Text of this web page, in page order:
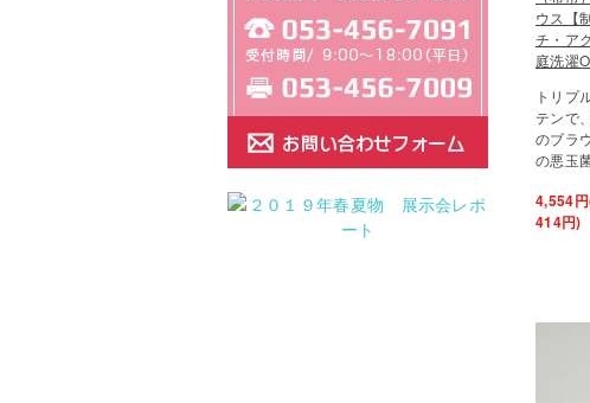
ウス【
チ・ア
庭洗濯
トリプ
テンで
のブラ
の悪玉
4,554
414円)